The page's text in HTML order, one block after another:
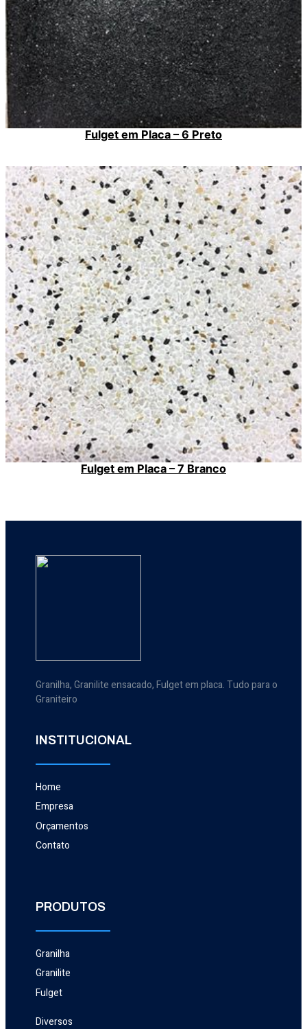
Fulget em Placa – 6 Preto
Fulget em Placa – 7 Branco
Granilha, Granilite ensacado, Fulget em placa. Tudo para o
Graniteiro
INSTITUCIONAL
Home
Empresa
Orçamentos
Contato
PRODUTOS
Granilha
Granilite
Fulget
Diversos